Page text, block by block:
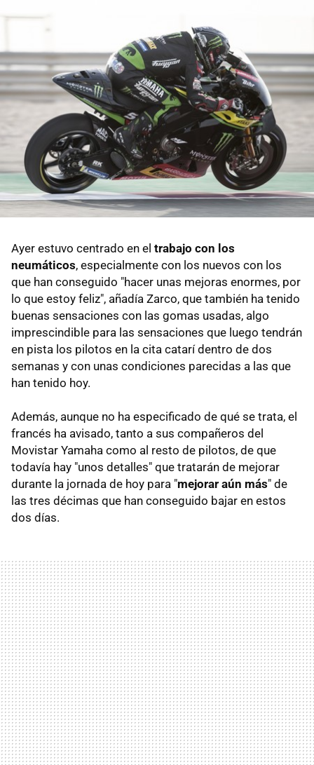
Ayer estuvo centrado en el trabajo con los
neumáticos, especialmente con los nuevos con los
que han conseguido "hacer unas mejoras enormes, por
lo que estoy feliz", añadía Zarco, que también ha tenido
buenas sensaciones con las gomas usadas, algo
imprescindible para las sensaciones que luego tendrán
en pista los pilotos en la cita catarí dentro de dos
semanas y con unas condiciones parecidas a las que
han tenido hoy.
Además, aunque no ha especificado de qué se trata, el
francés ha avisado, tanto a sus compañeros del
Movistar Yamaha como al resto de pilotos, de que
todavía hay "unos detalles" que tratarán de mejorar
durante la jornada de hoy para "mejorar aún más" de
las tres décimas que han conseguido bajar en estos
dos días.